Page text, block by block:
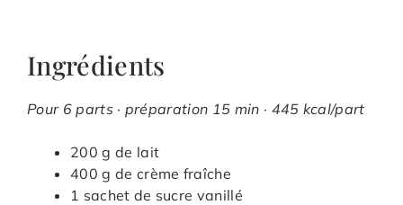
Ingrédients
Pour 6 parts · préparation 15 min · 445 kcal/part
200 g de lait
400 g de crème fraîche
1 sachet de sucre vanillé